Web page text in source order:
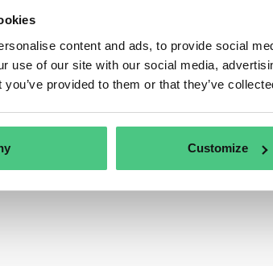
content and ads, to provide social
use of our site with our social media,
you’ve provided to them or that they’ve
Customize